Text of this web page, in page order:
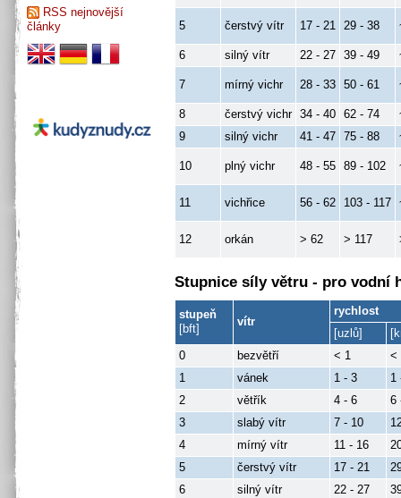
5 čerstvý vítr 17 - 21 29 - 38
6 silný vítr 22 - 27 39 - 49
7 mírný vichr 28 - 33 50 - 61
8 čerstvý vichr 34 - 40 62 - 74
9
silný vichr 41 - 47 75 - 88
10 plný vichr 48 - 55 89 - 102
11 vichřice 56 - 62 103 - 117
12 orkán > 62 > 117
Stupnice síly větru - pro vodní
stupeň
[bft]
vítr
rychlost
[uzlů]
0
bezvětří < 1
<
1
vánek 1 - 3
1
2
větřík 4 - 6
6
3
slabý vítr 7 - 10
4
mírný vítr 11 - 16
5
čerstvý vítr 17 - 21
6
silný vítr 22 - 27
RSS nejnovější
články